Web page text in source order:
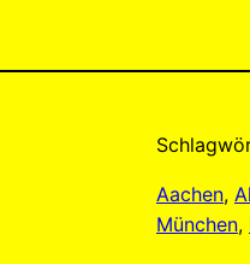
Aachen,
München,